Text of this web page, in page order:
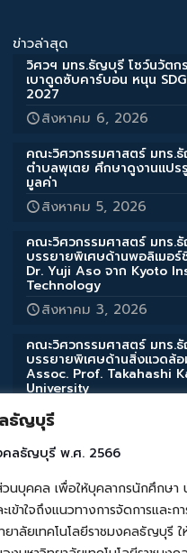
ธัญบุรี
คลธัญบุรี พ.ศ. 2566
คล เพื่อให้บุคลากรนักศึกษา นั
ข้าใจถึงแนวทางการจัดการแล
าลัยเทคโนโลยีราชมงคลธัญบุรี
ข่าวล่าสุด
วิศวฯ มทร.ธัญบุรี โชว์นวัตก
เบาดูดซับคาร์บอน หนุน
2027
สิงหาคม 6, 2026
คณะวิศวกรรมศาสตร์ มทร.
ตำบลพุเตย ศึกษาดูงานแปร
มูลค่า
สิงหาคม 5, 2026
คณะวิศวกรรมศาสตร์ มทร.
บรรยายพิเศษด้านพอลิเมอ
Dr. Yuji Aso จาก Kyoto
Technology
สิงหาคม 3, 2026
คณะวิศวกรรมศาสตร์ มทร.
บรรยายพิเศษด้านสิ่งแวดล้อ
Assoc. Prof. Takahashi
University
สิงหาคม 3, 2026
คณะวิศวกรรมศาสตร์ มทร.
บรรยายพิเศษ “Micro/
Technologies” โดย Prof.
จากมหาวิทยาลัยเกียวโต
สิงหาคม 3, 2026